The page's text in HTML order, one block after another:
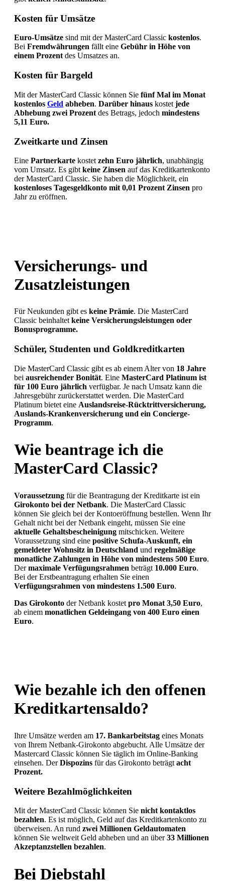
Kosten für Umsätze
Euro-Umsätze sind mit der MasterCard Classic kostenlos.
Bei Fremdwährungen fällt eine Gebühr in Höhe von
einem Prozentdes Umsatzes an.
Kosten für Bargeld
Mit der MasterCard Classic können Sie fünf Mal im Monat
kostenlos Geld abheben. Darüber hinaus kostet jede
Abhebung zwei Prozent des Betrags, jedoch mindestens
5,11 Euro.
Zweitkarte und Zinsen
Eine Partnerkarte kostet zehn Euro jährlich, unabhängig
vom Umsatz. Es gibt keine Zinsen auf das Kreditkartenkonto
der MasterCard Classic. Sie haben die Möglichkeit, ein
kostenloses Tagesgeldkonto mit 0,01 Prozent Zinsen pro
Jahr zu eröffnen.
Versicherungs- und
Zusatzleistungen
Für Neukunden gibt es keine Prämie. Die MasterCard
Classic beinhaltet keine Versicherungsleistungen oder
Bonusprogramme.
Schüler, Studenten und Goldkreditkarten
Die MasterCard Classic gibt es ab einem Alter von 18 Jahre
bei ausreichender Bonität. Eine MasterCard Platinum ist
für 100 Euro jährlich verfügbar. Je nach Umsatz kann die
Jahresgebühr zurückerstattet werden. Die MasterCard
Platinum bietet eine Auslandsreise-Rücktrittversicherung,
Auslands-Krankenversicherung und ein Concierge-
Programm.
Wie beantrage ich die
MasterCard Classic?
Voraussetzung für die Beantragung der Kreditkarte ist ein
Girokonto bei der Netbank. Die MasterCard Classic
können Sie gleich bei der Kontoeröffnung bestellen. Wenn Ihr
Gehalt nicht bei der Netbank eingeht, müssen Sie eine
aktuelle Gehaltsbescheinigung mitschicken. Weitere
Voraussetzung sind eine positive Schufa-Auskunft, ein
gemeldeter Wohnsitz in Deutschland und regelmäßige
monatliche Zahlungen in Höhe von mindestens 500 Euro.
Dermaximale Verfügungsrahmen beträgt 10.000 Euro.
Bei der Erstbeantragung erhalten Sie einen
Verfügungsrahmen von mindestens 1.500 Euro.
Das Girokonto der Netbank kostet pro Monat 3,50 Euro,
ab einem monatlichen Geldeingang von 400 Euro einen
Euro.
Wie bezahle ich den offenen
Kreditkartensaldo?
Ihre Umsätze werden am 17. Bankarbeitstag eines Monats
von Ihrem Netbank-Girokonto abgebucht. Alle Umsätze der
Mastercard Classic können Sie täglich im Online-Banking
einsehen. DerDispozins für das Girokonto beträgt acht
Prozent.
Weitere Bezahlmöglichkeiten
Mit der MasterCard Classic können Sie nicht kontaktlos
bezahlen. Es ist möglich, Geld auf das Kreditkartenkonto zu
überweisen. An rund zwei Millionen Geldautomaten
können Sie weltweit Geld abheben und an über33 Millionen
Akzeptanzstellen bezahlen.
Bei Diebstahl